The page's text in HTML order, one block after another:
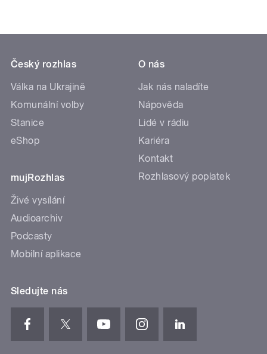
Český rozhlas
Válka na Ukrajině
Komunální volby
Stanice
eShop
mujRozhlas
Živé vysílání
Audioarchiv
Podcasty
Mobilní aplikace
O nás
Jak nás naladíte
Nápověda
Lidé v rádiu
Kariéra
Kontakt
Rozhlasový poplatek
Sledujte nás